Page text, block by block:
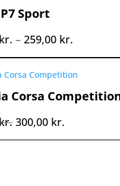
299,00 kr..
Sport
kr. – 259,00 kr.
199,00
Corsa
Den
oprindelige
300,00 kr.
aktuelle